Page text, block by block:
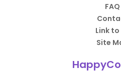
FAQ
Link to
Site